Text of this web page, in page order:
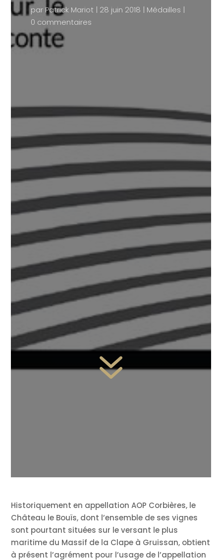
par Patrick Mariot | 28 juin 2018 | Médailles |
0 commentaires
7
Historiquement en appellation AOP Corbières, le
Château le Bouïs, dont l’ensemble de ses vignes
sont pourtant situées sur le versant le plus
maritime du Massif de la Clape à Gruissan, obtient
à présent l’agrément pour l’usage de l’appellation